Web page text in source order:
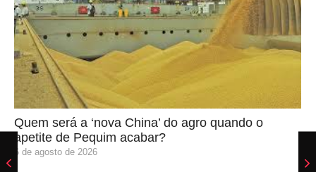
Quem será a ‘nova China’ do agro quando o
apetite de Pequim acabar?
6 de agosto de 2026